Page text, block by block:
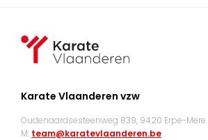
Karate Vlaanderen vzw
Oudenaardsesteenweg 839, 9420 Erpe-Mere
M: team@karatevlaanderen.be